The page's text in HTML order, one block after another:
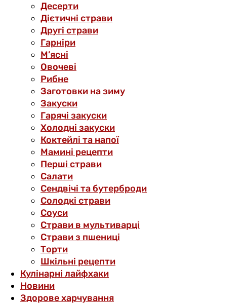
Десерти
Дієтичні страви
Другі страви
Гарніри
М’ясні
Овочеві
Рибне
Заготовки на зиму
Закуски
Гарячі закуски
Холодні закуски
Коктейлі та напої
Мамині рецепти
Перші страви
Салати
Сендвічі та бутерброди
Солодкі страви
Соуси
Страви в мультиварці
Страви з пшениці
Торти
Шкільні рецепти
Кулінарні лайфхаки
Новини
Здорове харчування